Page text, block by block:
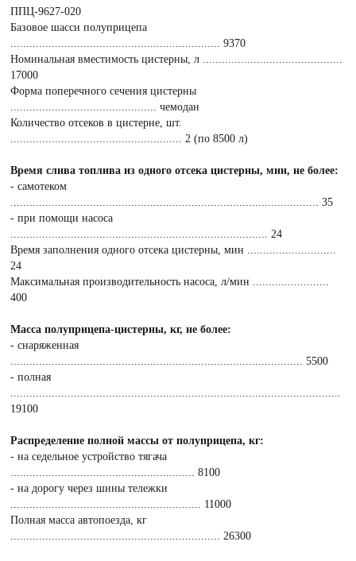
ППЦ-9627-020
Базовое шасси полуприцепа
.................................................................. 9370
Номинальная вместимость цистерны, л ............................................
17000
Форма поперечного сечения цистерны
.............................................. чемодан
Количество отсеков в цистерне, шт.
...................................................... 2 (по 8500 л)
Время слива топлива из одного отсека цистерны, мин, не более:
- самотеком
................................................................................................. 35
- при помощи насоса
................................................................................. 24
Время заполнения одного отсека цистерны, мин ............................
24
Максимальная производительность насоса, л/мин ........................
400
Масса полуприцепа-цистерны, кг, не более:
- снаряженная
............................................................................................ 5500
- полная
19100
Распределение полной массы от полуприцепа, кг:
- на седельное устройство тягача
.......................................................... 8100
- на дорогу через шины тележки
............................................................ 11000
Полная масса автопоезда, кг
.................................................................. 26300